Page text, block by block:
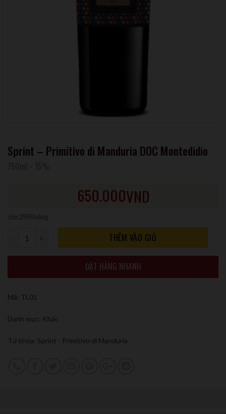
Sprint – Primitivo di Manduria DOC Montedidio
650.000VND
còn 2998 hàng
THÊM VÀO GIỎ
ĐẶT HÀNG NHANH
Mã: TL01
Danh mục: Khác
Từ khóa: Sprint - Primitivo di Manduria